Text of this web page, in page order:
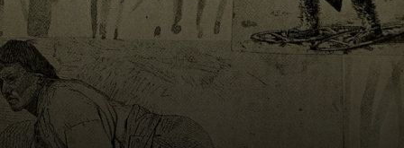
misión vital:
recuperar el arte
robado.